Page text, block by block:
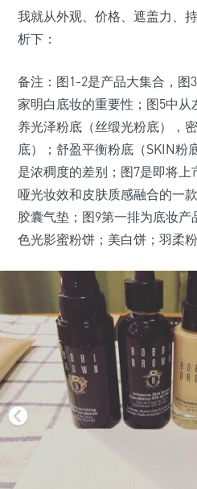
我就从外观、价格、遮盖力、
析下：
备注：图1-2是产品大集合，图
家明白底妆的重要性；图5中
养光泽粉底（丝缎光粉底），
底）；舒盈平衡粉底（SKIN粉
是浓稠度的差别；图7是即将
哑光妆效和皮肤质感融合的一
胶囊气垫；图9第一排为底妆
色光影蜜粉饼；美白饼；羽柔